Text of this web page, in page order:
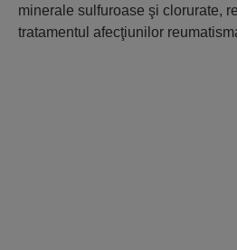
minerale sulfuroase şi clorurate,
tratamentul afecţiunilor